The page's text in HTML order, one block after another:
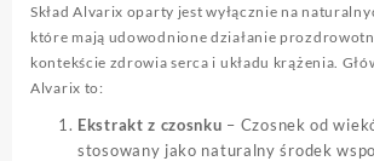
Skład Alvarix oparty jest wyłącznie na
które mają udowodnione działanie
kontekście zdrowia serca i układu krążenia.
Alvarix to:
Ekstrakt z czosnku – Czosnek od
stosowany jako naturalny środek